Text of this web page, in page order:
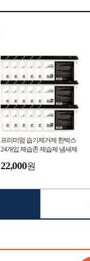
프리미엄 습기제거제 한박스
24개입 제습존 제습제 냄새제
곰팡이방지
22,000원